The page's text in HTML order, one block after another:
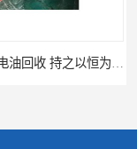
清洗剂回收 诚信为先